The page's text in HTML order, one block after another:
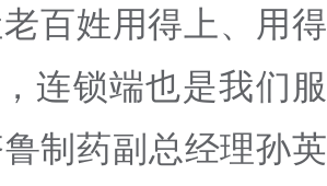
百姓用得上、用得
连锁端也是我们服
制药副总经理孙英